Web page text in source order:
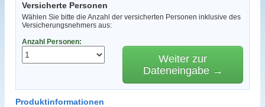
Versicherte Personen
Wählen Sie bitte die Anzahl der versicherten Personen inklusive des
Versicherungsnehmers aus:
Anzahl Personen:
Weiter zur
Dateneingabe →
Produktinformationen